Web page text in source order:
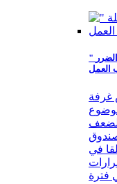
" إن لارتفاع الكلفة المالية في القوة العاملة سيلحق الضرر
غرفة
في
فترة